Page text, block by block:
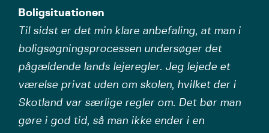
Boligsituationen
Til sidst er det min klare anbefaling, at man i
boligsøgningsprocessen undersøger det
pågældende lands lejeregler. Jeg lejede et
værelse privat uden om skolen, hvilket der i
Skotland var særlige regler om. Det bør man
gøre i god tid, så man ikke ender i en